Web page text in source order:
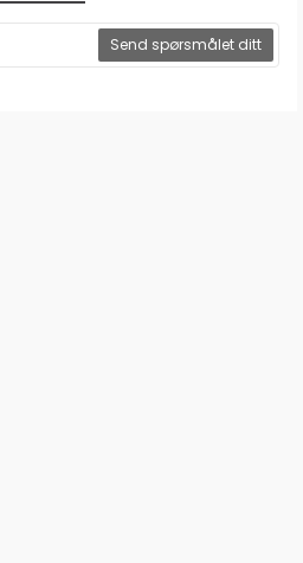
Send spørsmålet ditt